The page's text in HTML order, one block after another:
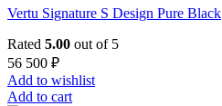
Vertu Signature S Design Pure Black
Rated 5.00 out of 5
56 500 ₽
Add to wishlist
Add to cart